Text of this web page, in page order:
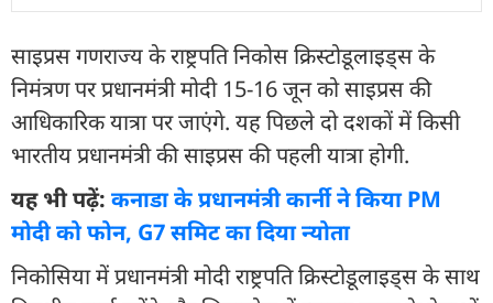
साइप्रस गणराज्य के राष्ट्रपति निकोस क्रिस्टोडूलाइड्स के
निमंत्रण पर प्रधानमंत्री मोदी 15-16 जून को साइप्रस की
आधिकारिक यात्रा पर जाएंगे. यह पिछले दो दशकों में किसी
भारतीय प्रधानमंत्री की साइप्रस की पहली यात्रा होगी.
यह भी पढ़ें: कनाडा के प्रधानमंत्री कार्नी ने किया PM
मोदी को फोन, G7 समिट का दिया न्योता
निकोसिया में प्रधानमंत्री मोदी राष्ट्रपति क्रिस्टोडूलाइड्स के साथ